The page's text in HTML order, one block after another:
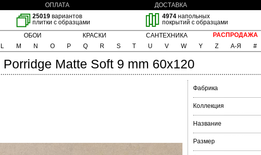
ОПЛАТА ДОСТАВКА
25019 вариантов
плитки с образцами
4974напольных
покрытий с образцами
ОБОИ КРАСКИ САНТЕХНИКА
РАСПРОДАЖА
L M N O P Q R S T U V W Y Z А-Я #
Porridge Matte Soft 9 mm 60x120
Фабрика
Коллекция
Название
Размер